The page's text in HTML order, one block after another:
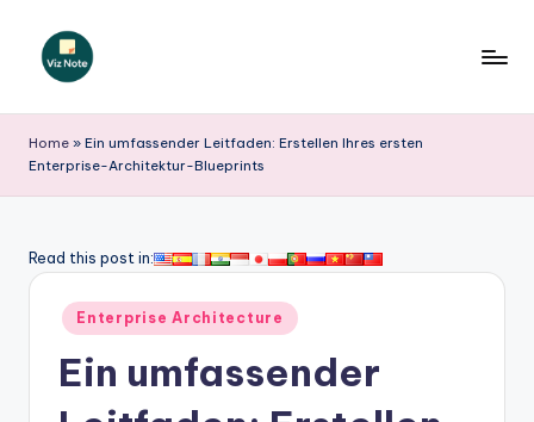
iz
N
t
Home » Ein umfassender Leitfaden: Erstellen Ihres ersten
Enterprise-Architektur-Blueprints
Read this post in:
Posted
in
Enterprise Architecture
Ein umfassender